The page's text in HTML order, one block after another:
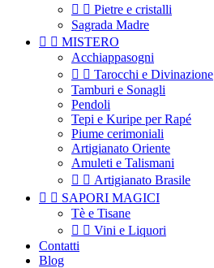
  Pietre e cristalli
Sagrada Madre
  MISTERO
Acchiappasogni
  Tarocchi e Divinazione
Tamburi e Sonagli
Pendoli
Tepi e Kuripe per Rapé
Piume cerimoniali
Artigianato Oriente
Amuleti e Talismani
  Artigianato Brasile
  SAPORI MAGICI
Tè e Tisane
  Vini e Liquori
Contatti
Blog